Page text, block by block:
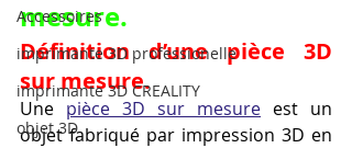
Accessoires
imprimante 3D professionelle
imprimante 3D CREALITY
objet 3D
mesure.
Définition d’une pièce 3D
sur mesure.
Une pièce 3D sur mesure est un
objet fabriqué par impression 3D en